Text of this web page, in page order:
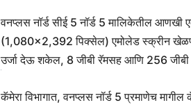
वनप्लस नॉर्ड सीई 5 नॉर्ड 5 मालिकेतील
(1,080×2,392 पिक्सेल) एमोलेड स्क्रीन
उर्जा देऊ शकेल, 8 जीबी रॅमसह आणि 256 जीबी
कॅमेरा विभागात, वनप्लस नॉर्ड 5 प्रमाणेच